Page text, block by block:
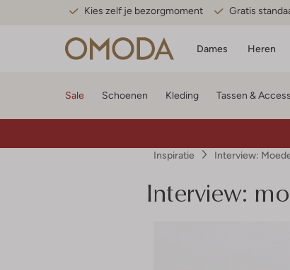
Kies zelf je bezorgmoment Gratis
Dames Heren
Sale Schoenen Kleding Tassen &
Inspiratie
Interview:
Interview: